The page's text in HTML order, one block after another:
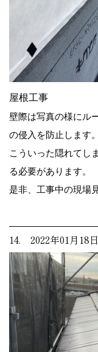
屋根工事
壁際は写真の様にル
の侵入を防止します。
こういった隠れてし
る必要があります。
是非、工事中の現場
14. 2022年01月18日